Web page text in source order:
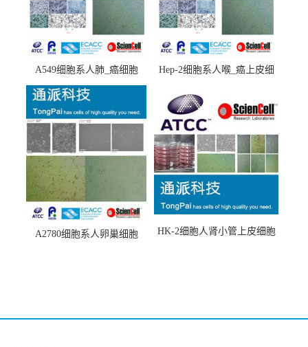
A549细胞系人肺_癌细胞
(A549细胞)
Hep-2细胞系人喉_癌上皮细
A2780细胞系人卵巢细胞
HK-2细胞人肾小管上皮细胞